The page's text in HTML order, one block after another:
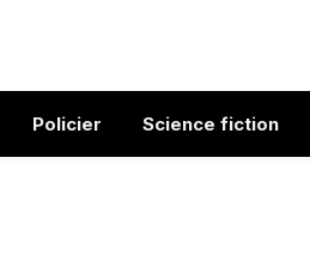
Policier Science fiction